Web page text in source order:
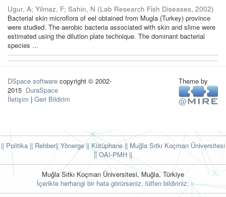
Ugur, A; Yilmaz, F; Sahin, N (Lab Research Fish Diseases, 2002)
Bacterial skin microflora of eel obtained from Mugla (Turkey) province
were studied. The aerobic bacteria associated with skin and slime were
estimated using the dilution plate technique. The dominant bacterial
species ...
DSpace software copyright © 2002-
2015 DuraSpace
İletişim | Geri Bildirim
Theme by
|| Politika || Rehber|| Yönerge|| Kütüphane || Muğla Sıtkı Koçman Üniversitesi
||OAI-PMH ||
Muğla Sıtkı Koçman Üniversitesi, Muğla, Türkiye
İçerikte herhangi bir hata görürseniz, lütfen bildiriniz: